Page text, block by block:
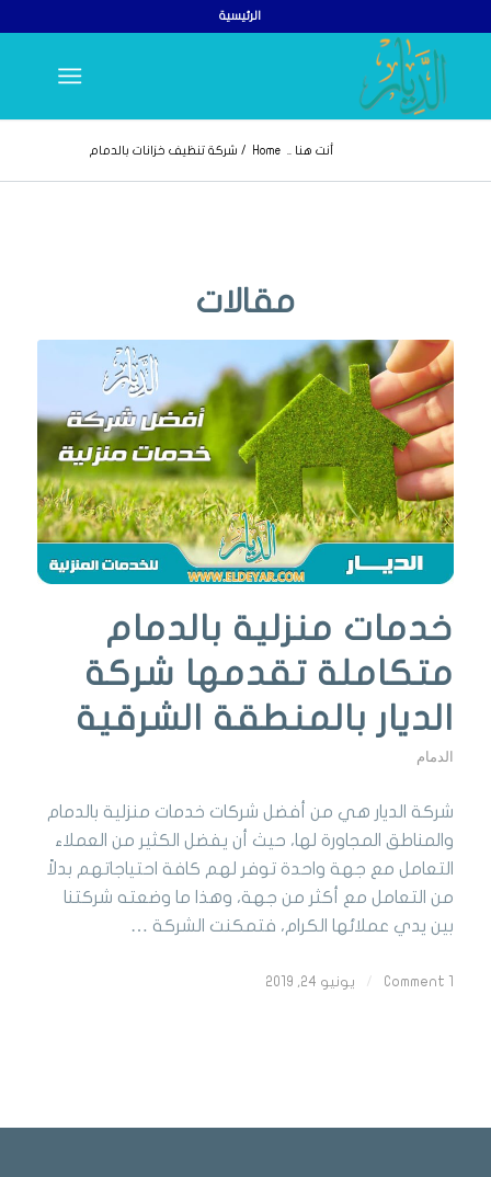
الرئيسية
أنت هنا .. Home
/ شركة تنظيف خزانات بالدمام
مقالات
خدمات منزلية بالدمام
متكاملة تقدمها شركة
الديار بالمنطقة الشرقية
الدمام
شركة الديار هي من أفضل شركات خدمات منزلية بالدمام
والمناطق المجاورة لها، حيث أن يفضل الكثير من العملاء
التعامل مع جهة واحدة توفر لهم كافة احتياجاتهم بدلاً
من التعامل مع أكثر من جهة، وهذا ما وضعته شركتنا
بين يدي عملائها الكرام، فتمكنت الشركة …
1 Comment
/ يونيو 24, 2019